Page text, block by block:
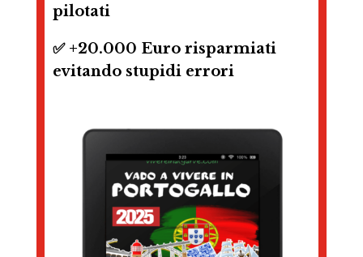
pilotati
✅ +20.000 Euro risparmiati
evitando stupidi errori